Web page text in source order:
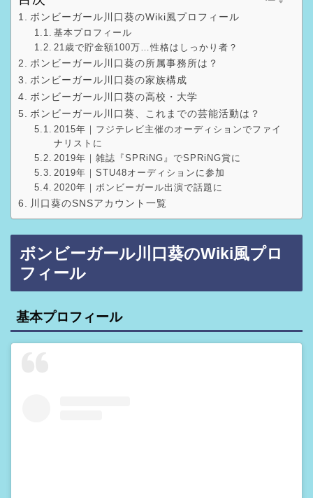
ボンビーガール川口葵のWiki風プロフィール
基本プロフィール
21歳で貯金額100万…性格はしっかり者？
ボンビーガール川口葵の所属事務所は？
ボンビーガール川口葵の家族構成
ボンビーガール川口葵の高校・大学
ボンビーガール川口葵、これまでの芸能活動は？
2015年｜フジテレビ主催のオーディションでファイ
ナリストに
2019年｜雑誌『SPRiNG』でSPRiNG賞に
2019年｜STU48オーディションに参加
2020年｜ボンビーガール出演で話題に
川口葵のSNSアカウント一覧
ボンビーガール川口葵のWiki風プロ
フィール
基本プロフィール